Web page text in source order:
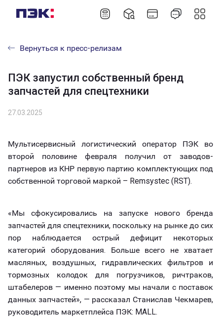
Вернуться к пресс-релизам
ПЭК запустил собственный бренд
запчастей для спецтехники
27.03.2025
Мультисервисный логистический оператор ПЭК во
второй половине февраля получил от заводов-
партнеров из КНР первую партию комплектующих под
собственной торговой маркой – Remsystec (RST).
«Мы сфокусировались на запуске нового бренда
запчастей для спецтехники, поскольку на рынке до сих
пор наблюдается острый дефицит некоторых
категорий оборудования. Больше всего не хватает
масляных, воздушных, гидравлических фильтров и
тормозных колодок для погрузчиков, ричтраков,
штабелеров — именно поэтому мы начали с поставок
данных запчастей», — рассказал Станислав Чекмарев,
руководитель маркетплейса ПЭК: MALL.